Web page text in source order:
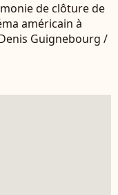
de clôture de
américain à
Guignebourg /